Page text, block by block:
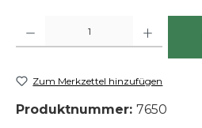
Zum Merkzettel hinzufügen
Produktnummer: 7650